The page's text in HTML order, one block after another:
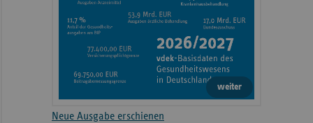
weiter
Neue Ausgabe erschienen